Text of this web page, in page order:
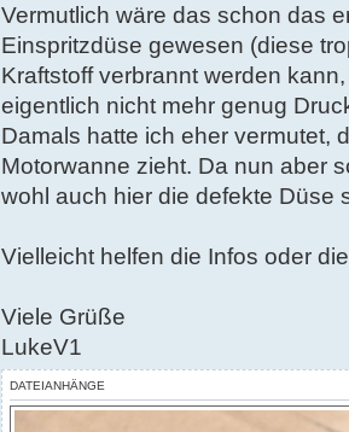
Vermutlich wäre das schon das
Einspritzdüse gewesen (diese
Kraftstoff verbrannt werden
eigentlich nicht mehr genug
Damals hatte ich eher vermutet,
Motorwanne zieht. Da nun aber
wohl auch hier die defekte Düse
Vielleicht helfen die Infos oder
Viele Grüße
LukeV1
DATEIANHÄNGE